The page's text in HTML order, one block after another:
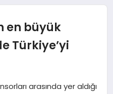
en büyük
Türkiye’yi
arasında yer aldığı